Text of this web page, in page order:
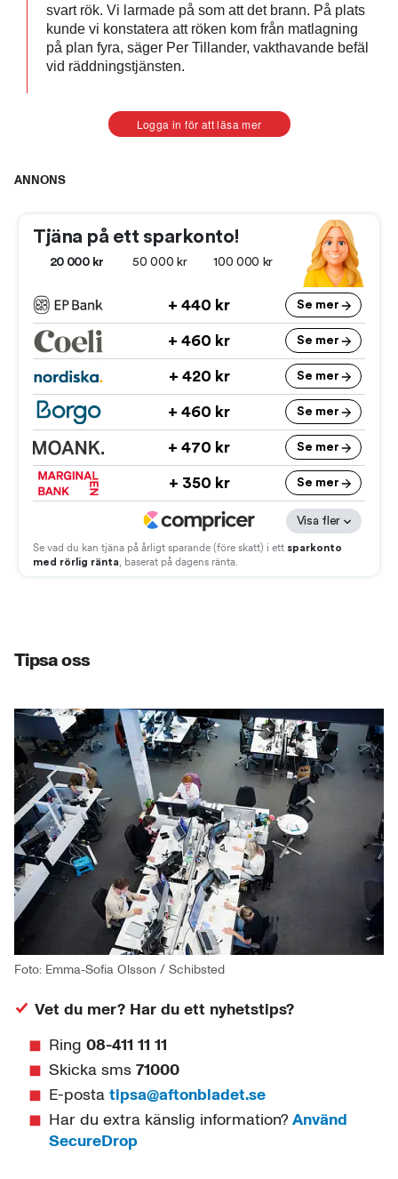
svart rök. Vi larmade på som att det brann. På plats
kunde vi konstatera att röken kom från matlagning
på plan fyra, säger Per Tillander, vakthavande befäl
vid räddningstjänsten.
Logga in för att läsa mer
ANNONS
Tipsa oss
Foto: Emma-Sofia Olsson / Schibsted
Vet du mer? Har du ett nyhetstips?
Ring 08-411 11 11
Skicka sms 71000
E-posta tipsa@aftonbladet.se
Har du extra känslig information? Använd
SecureDrop